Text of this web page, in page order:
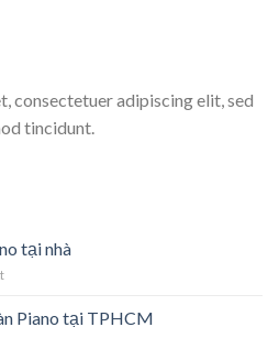
consectetuer adipiscing elit, sed
tincidunt.
tại nhà
ở
Piano tại TPHCM